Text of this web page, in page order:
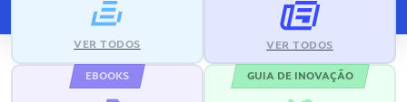
VER TODOS VER TODOS
EBOOKS GUIA DE INOVAÇÃO